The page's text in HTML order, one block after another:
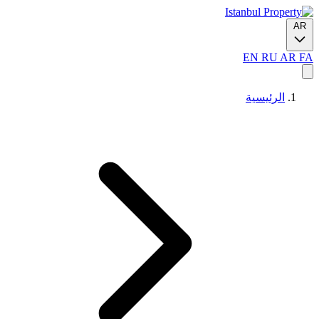
AR
EN RU AR FA
الرئيسية